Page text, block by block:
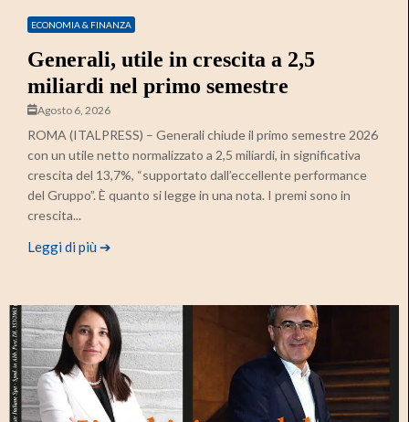
ECONOMIA & FINANZA
Generali, utile in crescita a 2,5
miliardi nel primo semestre
Agosto 6, 2026
ROMA (ITALPRESS) – Generali chiude il primo semestre 2026
con un utile netto normalizzato a 2,5 miliardi, in significativa
crescita del 13,7%, “supportato dall’eccellente performance
del Gruppo”. È quanto si legge in una nota. I premi sono in
crescita...
Leggi di più ➔